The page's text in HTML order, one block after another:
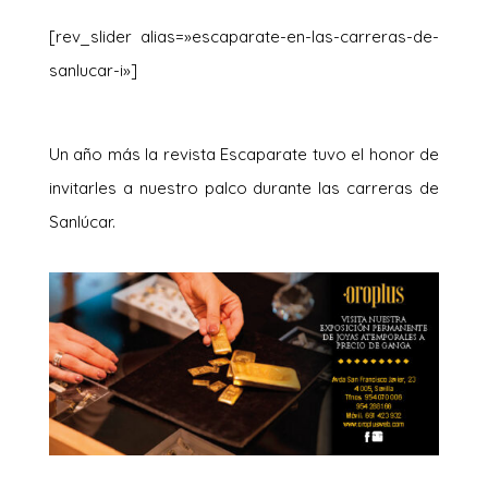
[rev_slider alias=»escaparate-en-las-carreras-de-
sanlucar-i»]
Un año más la revista Escaparate tuvo el honor de
invitarles a nuestro palco durante las carreras de
Sanlúcar.